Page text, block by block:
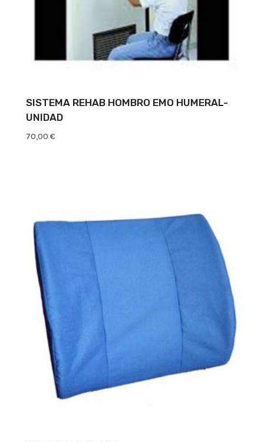
SISTEMA REHAB HOMBRO EMO HUMERAL-
UNIDAD
70,00 €